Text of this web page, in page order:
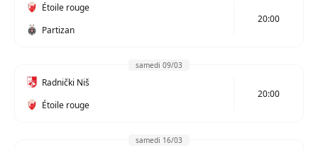
Étoile rouge
Partizan
20:00
samedi 09/03
Radnički Niš
Étoile rouge
20:00
samedi 16/03